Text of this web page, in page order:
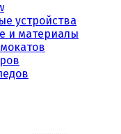
устройства
и материалы